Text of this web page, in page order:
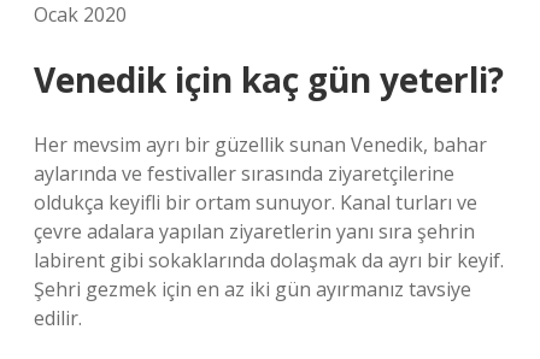
Ocak 2020
Venedik için kaç gün yeterli?
Her mevsim ayrı bir güzellik sunan Venedik, bahar
aylarında ve festivaller sırasında ziyaretçilerine
oldukça keyifli bir ortam sunuyor. Kanal turları ve
çevre adalara yapılan ziyaretlerin yanı sıra şehrin
labirent gibi sokaklarında dolaşmak da ayrı bir keyif.
Şehri gezmek için en az iki gün ayırmanız tavsiye
edilir.